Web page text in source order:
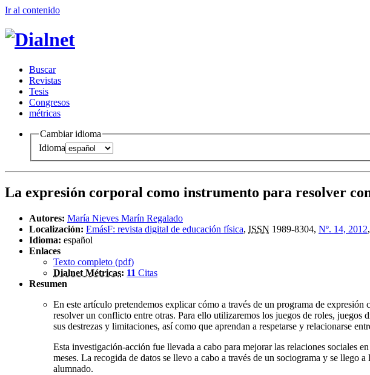
Ir al contenido
Buscar
Revistas
Tesis
Congresos
métricas
Cambiar idioma
Idioma
La expresión corporal como instrumento para resolver
Autores: María Nieves Marín Regalado
Localización: EmásF: revista digital de educación física, ISSN 1989-8304, Nº. 14, 2012,
Idioma: español
Enlaces
Texto completo (pdf)
Dialnet Métricas: 11 Citas
Resumen
En este artículo pretendemos explicar cómo a través de un programa de
resolver un conflicto entre otras. Para ello utilizaremos los juegos de roles, juegos
sus destrezas y limitaciones, así como que aprendan a respetarse y relacionarse
Esta investigación-acción fue llevada a cabo para mejorar las relaciones sociales
meses. La recogida de datos se llevo a cabo a través de un sociograma y se
alumnado.